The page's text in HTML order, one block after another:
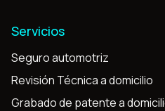
Servicios
Seguro automotriz
Revisión Técnica a domicilio
Grabado de patente a